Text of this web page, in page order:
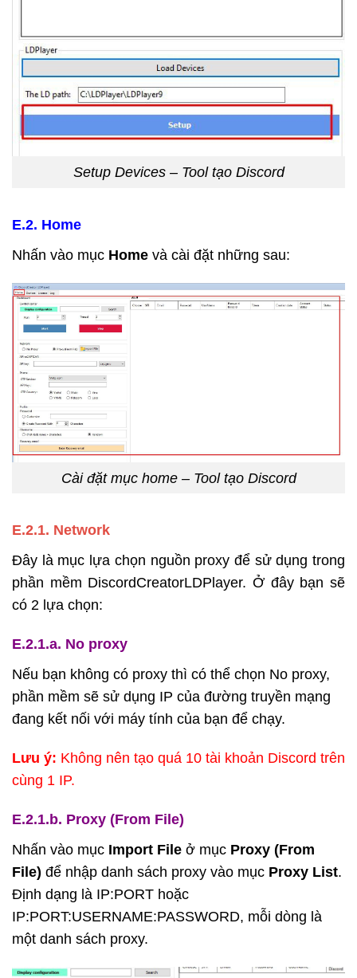
Setup Devices – Tool tạo Discord
E.2. Home
Nhấn vào mục Home và cài đặt những sau:
Cài đặt mục home – Tool tạo Discord
E.2.1. Network
Đây là mục lựa chọn nguồn proxy để sử dụng trong
phần mềm DiscordCreatorLDPlayer. Ở đây bạn sẽ
có 2 lựa chọn:
E.2.1.a. No proxy
Nếu bạn không có proxy thì có thể chọn No proxy,
phần mềm sẽ sử dụng IP của đường truyền mạng
đang kết nối với máy tính của bạn để chạy.
Lưu ý: Không nên tạo quá 10 tài khoản Discord trên
cùng 1 IP.
E.2.1.b. Proxy (From File)
Nhấn vào mục Import File ở mục Proxy (From
File) để nhập danh sách proxy vào mục Proxy List.
Định dạng là IP:PORT hoặc
IP:PORT:USERNAME:PASSWORD, mỗi dòng là
một danh sách proxy.